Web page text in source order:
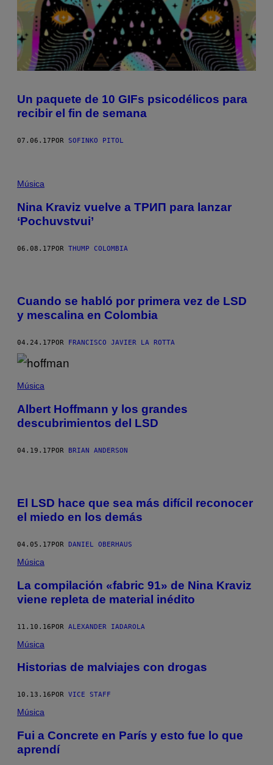
Un paquete de 10 GIFs psicodélicos para
recibir el fin de semana
07.06.17POR SOFINKO PITOL
Música
Nina Kraviz vuelve a ТРИП para lanzar
‘Pochuvstvui’
06.08.17POR THUMP COLOMBIA
Cuando se habló por primera vez de LSD
y mescalina en Colombia
04.24.17 POR FRANCISCO JAVIER LA ROTTA
Música
Albert Hoffmann y los grandes
descubrimientos del LSD
04.19.17POR BRIAN ANDERSON
El LSD hace que sea más difícil reconocer
el miedo en los demás
04.05.17 POR DANIEL OBERHAUS
Música
La compilación «fabric 91» de Nina Kraviz
viene repleta de material inédito
11.10.16POR ALEXANDER IADAROLA
Música
Historias de malviajes con drogas
10.13.16 POR VICE STAFF
Música
​Fui a Concrete en París y esto fue lo que
aprendí